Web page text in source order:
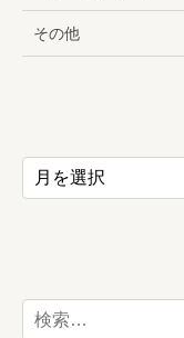
その他